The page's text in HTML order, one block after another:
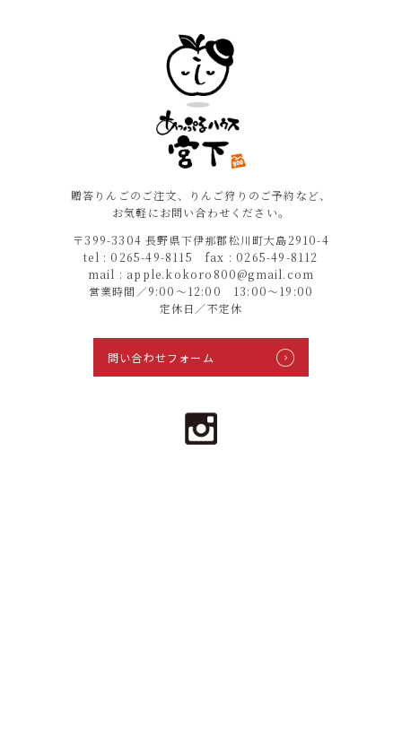
贈答りんごのご注文、りんご狩りのご予約など、
お気軽にお問い合わせください。
〒399-3304 長野県下伊那郡松川町大島2910-4
tel : 0265-49-8115 fax : 0265-49-8112
mail : apple.kokoro800@gmail.com
営業時間／9:00〜12:00 13:00〜19:00
定休日／不定休
問い合わせフォーム